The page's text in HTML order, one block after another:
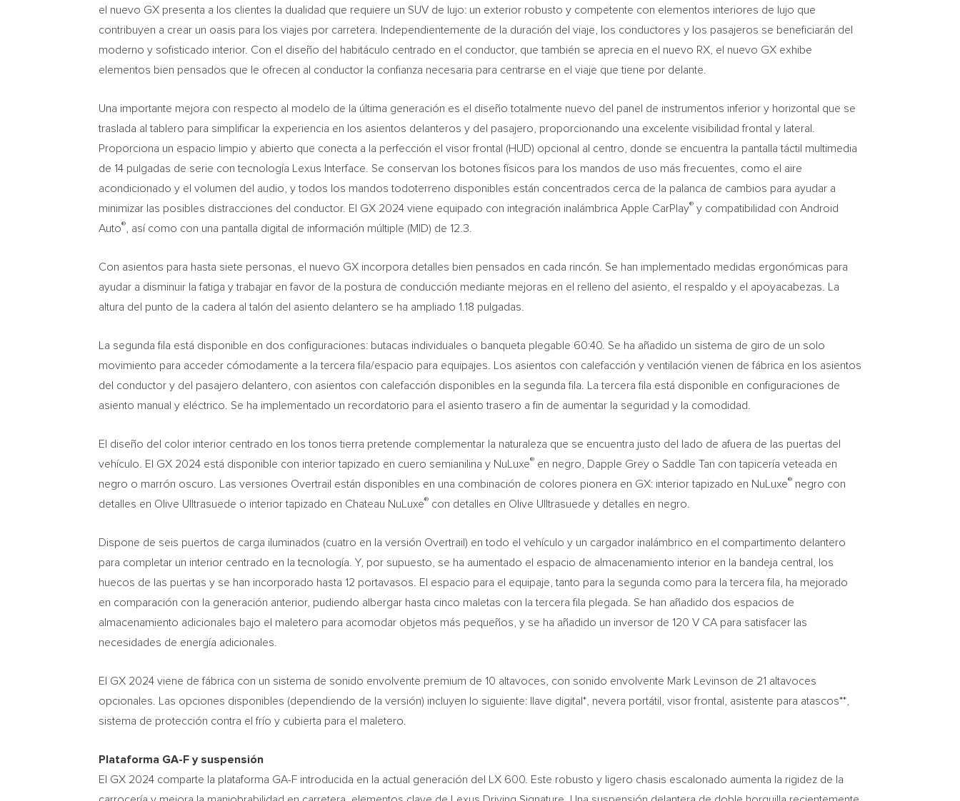
el nuevo GX presenta a los clientes la dualidad que requiere un SUV de lujo: un exterior robusto y competente con elementos interiores de lujo que
contribuyen a crear un oasis para los viajes por carretera. Independientemente de la duración del viaje, los conductores y los pasajeros se beneficiarán del
moderno y sofisticado interior. Con el diseño del habitáculo centrado en el conductor, que también se aprecia en el nuevo RX, el nuevo GX exhibe
elementos bien pensados que le ofrecen al conductor la confianza necesaria para centrarse en el viaje que tiene por delante.
Una importante mejora con respecto al modelo de la última generación es el diseño totalmente nuevo del panel de instrumentos inferior y horizontal que se
traslada al tablero para simplificar la experiencia en los asientos delanteros y del pasajero, proporcionando una excelente visibilidad frontal y lateral.
Proporciona un espacio limpio y abierto que conecta a la perfección el visor frontal (HUD) opcional al centro, donde se encuentra la pantalla táctil multimedia
de 14 pulgadas de serie con tecnología Lexus Interface. Se conservan los botones físicos para los mandos de uso más frecuentes, como el aire
acondicionado y el volumen del audio, y todos los mandos todoterreno disponibles están concentrados cerca de la palanca de cambios para ayudar a
minimizar las posibles distracciones del conductor. El GX 2024 viene equipado con integración inalámbrica Apple CarPlay® y compatibilidad con Android
Auto® , así como con una pantalla digital de información múltiple (MID) de 12.3.
Con asientos para hasta siete personas, el nuevo GX incorpora detalles bien pensados en cada rincón. Se han implementado medidas ergonómicas para
ayudar a disminuir la fatiga y trabajar en favor de la postura de conducción mediante mejoras en el relleno del asiento, el respaldo y el apoyacabezas. La
altura del punto de la cadera al talón del asiento delantero se ha ampliado 1.18 pulgadas.
La segunda fila está disponible en dos configuraciones: butacas individuales o banqueta plegable 60:40. Se ha añadido un sistema de giro de un solo
movimiento para acceder cómodamente a la tercera fila/espacio para equipajes. Los asientos con calefacción y ventilación vienen de fábrica en los asientos
del conductor y del pasajero delantero, con asientos con calefacción disponibles en la segunda fila. La tercera fila está disponible en configuraciones de
asiento manual y eléctrico. Se ha implementado un recordatorio para el asiento trasero a fin de aumentar la seguridad y la comodidad.
El diseño del color interior centrado en los tonos tierra pretende complementar la naturaleza que se encuentra justo del lado de afuera de las puertas del
vehículo. El GX 2024 está disponible con interior tapizado en cuero semianilina y NuLuxe® en negro, Dapple Grey o Saddle Tan con tapicería veteada en
negro o marrón oscuro. Las versiones Overtrail están disponibles en una combinación de colores pionera en GX: interior tapizado en NuLuxe® negro con
detalles en Olive Ulltrasuede o interior tapizado en Chateau NuLuxe® con detalles en Olive Ulltrasuede y detalles en negro.
Dispone de seis puertos de carga iluminados (cuatro en la versión Overtrail) en todo el vehículo y un cargador inalámbrico en el compartimento delantero
para completar un interior centrado en la tecnología. Y, por supuesto, se ha aumentado el espacio de almacenamiento interior en la bandeja central, los
huecos de las puertas y se han incorporado hasta 12 portavasos. El espacio para el equipaje, tanto para la segunda como para la tercera fila, ha mejorado
en comparación con la generación anterior, pudiendo albergar hasta cinco maletas con la tercera fila plegada. Se han añadido dos espacios de
almacenamiento adicionales bajo el maletero para acomodar objetos más pequeños, y se ha añadido un inversor de 120 V CA para satisfacer las
necesidades de energía adicionales.
El GX 2024 viene de fábrica con un sistema de sonido envolvente premium de 10 altavoces, con sonido envolvente Mark Levinson de 21 altavoces
opcionales. Las opciones disponibles (dependiendo de la versión) incluyen lo siguiente: llave digital*, nevera portátil, visor frontal, asistente para atascos**,
sistema de protección contra el frío y cubierta para el maletero.
Plataforma GA-F y suspensión
El GX 2024 comparte la plataforma GA-F introducida en la actual generación del LX 600. Este robusto y ligero chasis escalonado aumenta la rigidez de la